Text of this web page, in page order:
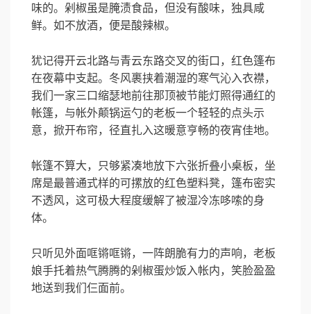
味的。剁椒虽是腌渍食品，但没有酸味，独具咸
鲜。如不放酒，便是酸辣椒。
犹记得开云北路与青云东路交叉的街口，红色篷布
在夜幕中支起。冬风裹挟着潮湿的寒气沁入衣襟，
我们一家三口缩瑟地前往那顶被节能灯照得通红的
帐篷，与帐外颠锅运勺的老板一个轻轻的点头示
意，掀开布帘，径直扎入这暖意亨畅的夜宵佳地。
帐篷不算大，只够紧凑地放下六张折叠小桌板，坐
席是最普通式样的可摞放的红色塑料凳，篷布密实
不透风，这可极大程度缓解了被湿冷冻哆嗦的身
体。
只听见外面哐锵哐锵，一阵朗脆有力的声响，老板
娘手托着热气腾腾的剁椒蛋炒饭入帐内，笑脸盈盈
地送到我们仨面前。